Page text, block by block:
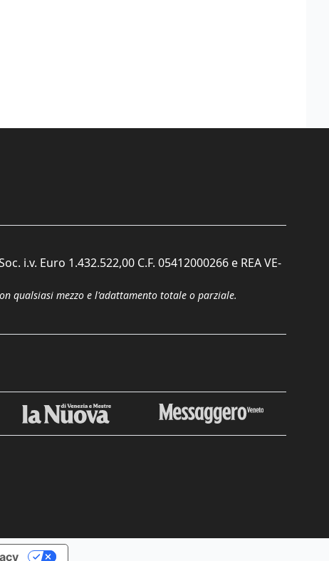
i.v. Euro 1.432.522,00 C.F. 05412000266 e REA VE-
qualsiasi mezzo e l'adattamento totale o parziale.